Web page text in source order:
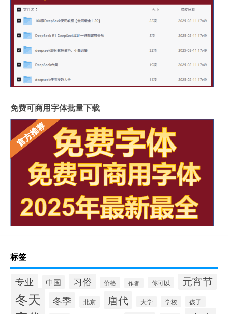
免费可商用字体批量下载
标签
专业 中国 习俗 价格 作者 你可以 元宵节
冬天 冬季 北京 唐代 大学 学校 孩子